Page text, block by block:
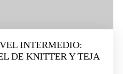
INTERMEDIO:
DE KNITTER Y TEJA